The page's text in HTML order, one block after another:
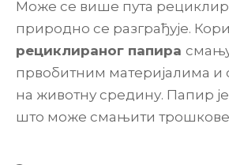
Може се више пута
природно се разграђује.
рециклираног папира
првобитним материјалима и
на животну средину. Папир
што може смањити